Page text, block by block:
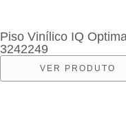
Piso Vinílico IQ
3242249
VER PRODUTO